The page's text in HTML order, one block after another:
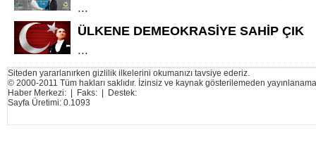
...
ÜLKENE DEMEOKRASİYE SAHİP ÇIK
...
Siteden yararlanırken gizlilik ilkelerini okumanızı tavsiye ederiz.
© 2000-2011 Tüm hakları saklıdır. İzinsiz ve kaynak gösterilemeden
Haber Merkezi: | Faks: | Destek:
Sayfa Üretimi: 0.1093